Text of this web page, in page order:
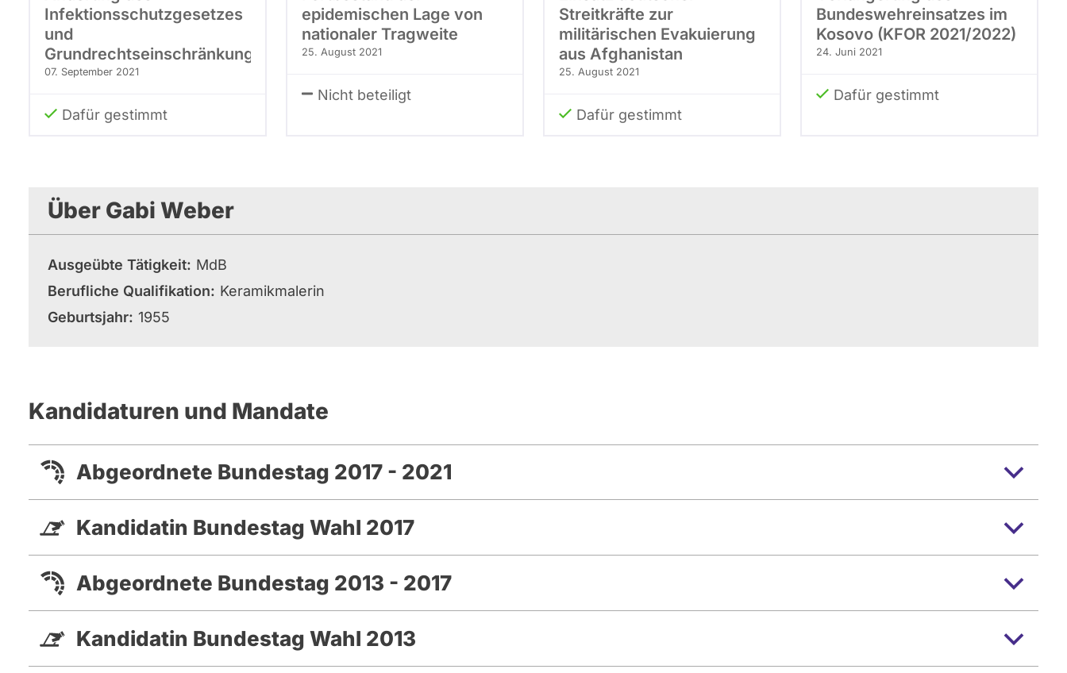
Infektionsschutzgesetzes
und
Grundrechtseinschränkungen
07. September 2021
Dafür gestimmt
epidemischen Lage von
nationaler Tragweite
25. August 2021
Nicht beteiligt
Streitkräfte zur
militärischen Evakuierung
aus Afghanistan
25. August 2021
Dafür gestimmt
Bundeswehreinsatzes im
Kosovo (KFOR 2021/2022)
24. Juni 2021
Dafür gestimmt
Über Gabi Weber
Ausgeübte Tätigkeit
MdB
Berufliche Qualifikation
Keramikmalerin
Geburtsjahr 1955
Kandidaturen und Mandate
Abgeordnete Bundestag 2017 - 2021
Kandidatin Bundestag Wahl 2017
Abgeordnete Bundestag 2013 - 2017
Kandidatin Bundestag Wahl 2013